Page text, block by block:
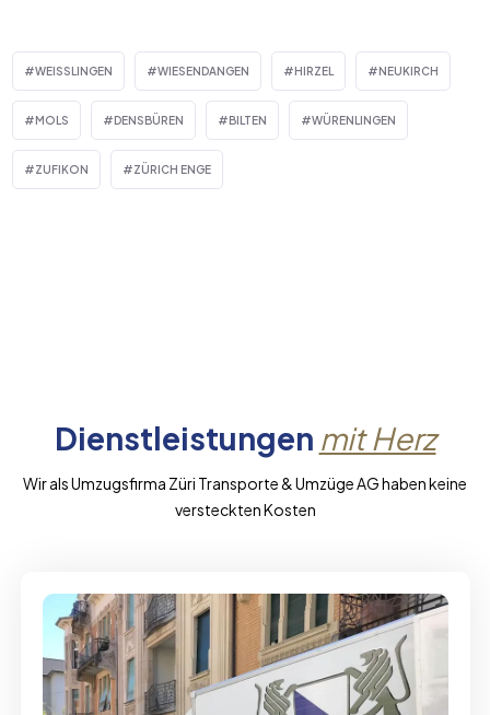
WEISSLINGEN WIESENDANGEN HIRZEL NEUKIRCH
MOLS DENSBÜREN BILTEN WÜRENLINGEN
ZUFIKON ZÜRICH ENGE
Dienstleistungen mit Herz
Wir als Umzugsfirma Züri Transporte & Umzüge AG haben keine
versteckten Kosten